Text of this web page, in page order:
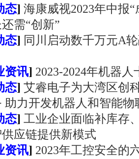
态] 海康威视2023年中报
需“创新”
态] 同川启动数千万元A
资讯] 2023-2024年机器
态] 艾睿电子为大湾区创
助力开发机器人和智能物
态] 工业企业面临补库存
应链提供新模式
资讯] 2023年工控安全的